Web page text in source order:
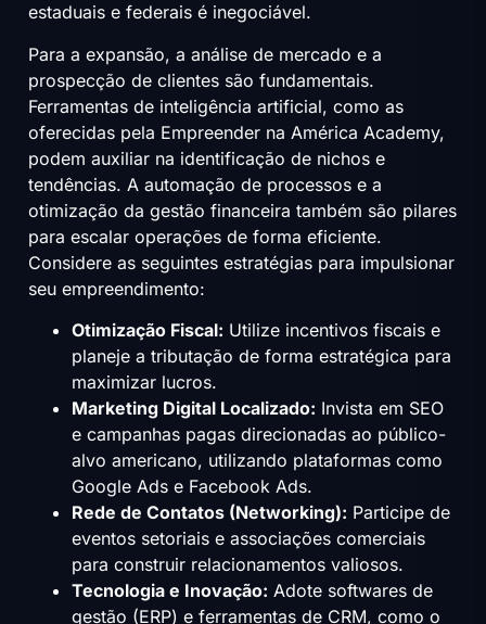
estaduais e federais é inegociável.
Para a expansão, a análise de mercado e a
prospecção de clientes são fundamentais.
Ferramentas de inteligência artificial, como as
oferecidas pela Empreender na América Academy,
podem auxiliar na identificação de nichos e
tendências. A automação de processos e a
otimização da gestão financeira também são pilares
para escalar operações de forma eficiente.
Considere as seguintes estratégias para impulsionar
seu empreendimento:
Otimização Fiscal: Utilize incentivos fiscais e
planeje a tributação de forma estratégica para
maximizar lucros.
Marketing Digital Localizado: Invista em SEO
e campanhas pagas direcionadas ao público-
alvo americano, utilizando plataformas como
Google Ads e Facebook Ads.
Rede de Contatos (Networking): Participe de
eventos setoriais e associações comerciais
para construir relacionamentos valiosos.
Tecnologia e Inovação: Adote softwares de
gestão (ERP) e ferramentas de CRM, como o